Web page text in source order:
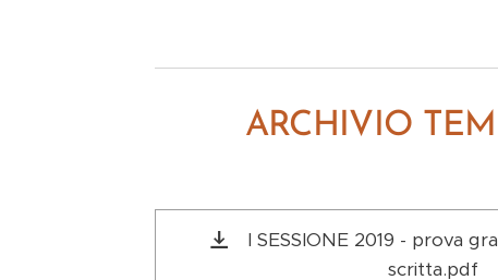
ARCHIVIO
I SESSIONE 2019 - prova
scritta.pdf